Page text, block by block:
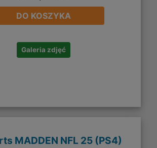
DO KOSZYKA
Galeria zdjęć
MADDEN NFL 25 (PS4)